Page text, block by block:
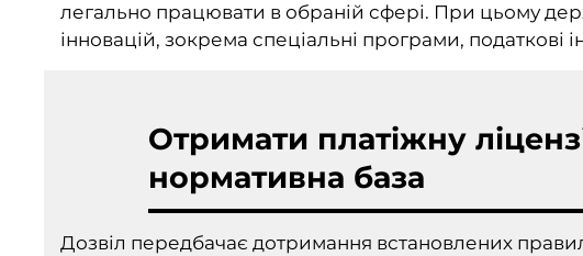
легально працювати в обраній сфері. При цьому
інновацій, зокрема спеціальні програми, податкові
Отримати платіжну
нормативна база
Дозвіл передбачає дотримання встановлених